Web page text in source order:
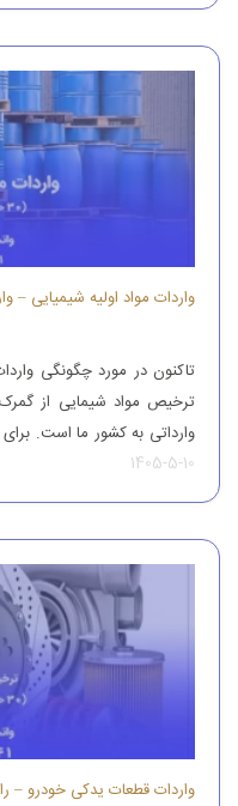
واردات مواد اولیه شیمیایی –
تاکنون در مورد چگونگی
ترخیص مواد شیمایی از
وارداتی به کشور ما است.
باید به افراد با تجربه رجوع
یک را وارد کنند. واردات و […]
1405-5-10
واردات قطعات یدکی خودرو –